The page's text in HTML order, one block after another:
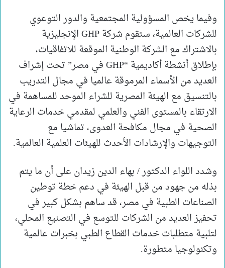
وفيما يخص المسؤولية المجتمعية والدور التوعوي
للشركات العالمية، ستقوم شركة GHP الإنجليزية
بالاشتراك مع الشركة الوطنية الموقعة للاتفاقيات،
بإطلاق أنشطة أكاديمية “GHP في مصر” تحت إشراف
العديد من الأسماء المرموقة عالميا في مجال التدريب
بالتنسيق مع الهيئة المصرية للشراء الموحد للمساهمة في
الارتقاء بالمستوى الفني والعلمي لمقدمي خدمات الرعاية
الصحية في مجال مكافحة العدوى، تماشيا مع
التوجيهات والإرشادات الأحدث للهيئات العلمية العالمية.
وشدد اللواء الدكتور / بهاء الدين زيدان على أن ما يتم
بذله من جهود من قبل الهيئة في دعم خطة توطين
الصناعات الطبية في مصر، قد ساهم بشكل كبير في
تحفيز العديد من الشركات للتوسع في التصنيع المحلي،
لتلبية متطلبات خدمات القطاع الطبي بخبرات عالمية
وتكنولوجيا متطورة.